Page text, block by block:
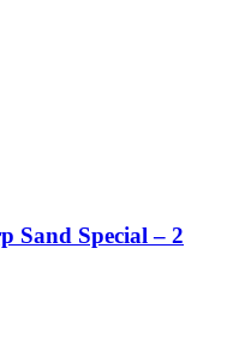
Sand Special – 2